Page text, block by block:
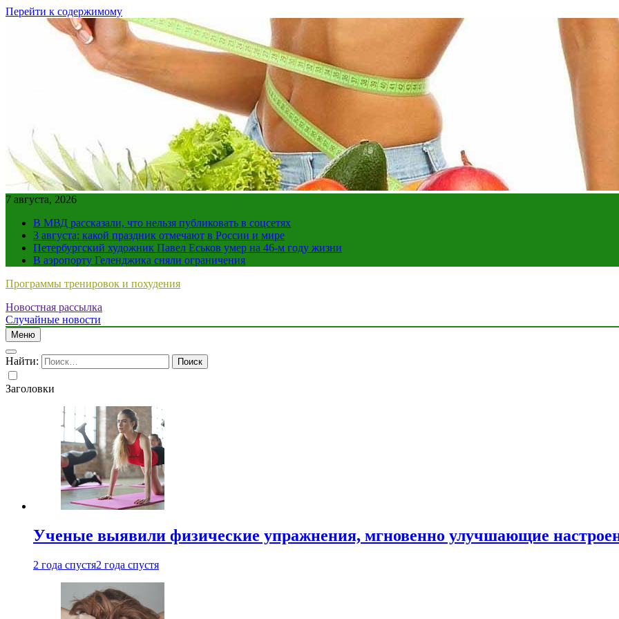
Перейти к содержимому
7 августа, 2026
В МВД рассказали, что нельзя публиковать в соцсетях
3 августа: какой праздник отмечают в России и мире
Петербургский художник Павел Еськов умер на 46-м году жизни
В аэропорту Геленджика сняли ограничения
Программы тренировок и похудения
Новостная рассылка
Случайные новости
Меню
Найти:
Заголовки
Ученые выявили физические упражнения, мгновенно улучшающие
2 года спустя2 года спустя